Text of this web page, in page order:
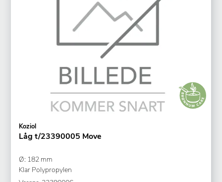
Koziol
Låg t/23390005 Move
Ø: 182 mm
Klar Polypropylen